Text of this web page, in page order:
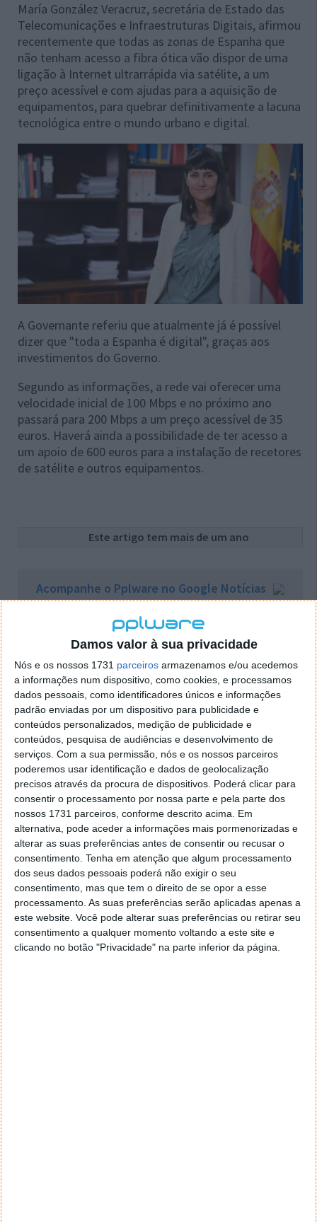
Damos valor à sua privacidade
Nós e os nossos 1731 parceiros armazenamos e/ou acedemos
a informações num dispositivo, como cookies, e processamos
dados pessoais, como identificadores únicos e informações
padrão enviadas por um dispositivo para publicidade e
conteúdos personalizados, medição de publicidade e
conteúdos, pesquisa de audiências e desenvolvimento de
serviços. Com a sua permissão, nós e os nossos parceiros
poderemos usar identificação e dados de geolocalização
precisos através da procura de dispositivos. Poderá clicar para
consentir o processamento por nossa parte e pela parte dos
nossos 1731 parceiros, conforme descrito acima. Em
alternativa, pode aceder a informações mais pormenorizadas e
alterar as suas preferências antes de consentir ou recusar o
consentimento. Tenha em atenção que algum processamento
dos seus dados pessoais poderá não exigir o seu
consentimento, mas que tem o direito de se opor a esse
processamento. As suas preferências serão aplicadas apenas a
este website. Você pode alterar suas preferências ou retirar seu
consentimento a qualquer momento voltando a este site e
clicando no botão "Privacidade" na parte inferior da página.
María González Veracruz, secretária de Estado das
Telecomunicações e Infraestruturas Digitais, afirmou
recentemente que todas as zonas de Espanha que
não tenham acesso a fibra ótica vão dispor de uma
ligação à Internet ultrarrápida via satélite, a um
preço acessível e com ajudas para a aquisição de
equipamentos, para quebrar definitivamente a lacuna
tecnológica entre o mundo urbano e digital.
A Governante referiu que atualmente já é possível
dizer que "toda a Espanha é digital", graças aos
investimentos do Governo.
Segundo as informações, a rede vai oferecer uma
velocidade inicial de 100 Mbps e no próximo ano
passará para 200 Mbps a um preço acessível de 35
euros. Haverá ainda a possibilidade de ter acesso a
um apoio de 600 euros para a instalação de recetores
de satélite e outros equipamentos.
Este artigo tem mais de um ano
Acompanhe o Pplware no Google Notícias
Proponha uma correção, faça uma sugestão
Autor:Pedro Pinto
PRÓXIMO ARTIGO
Análise: Blackview BV8900, grande robustez e câmara
térmica zoom
ARTIGO ANTERIOR
Proibição de estacionamento: Pode ser multado onde
não há nenhum aviso?